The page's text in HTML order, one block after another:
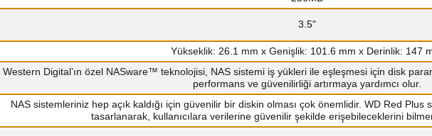
3.5"
Yükseklik: 26.1 mm x Genişlik: 101.6 mm x Derinlik: 147
Western Digital’ın özel NASware™ teknolojisi, NAS sistemi iş yükleri ile eşleşmesi için disk
performans ve güvenilirliği artırmaya yardımcı olur.
NAS sistemleriniz hep açık kaldığı için güvenilir bir diskin olması çok önemlidir. WD Red Plus
tasarlanarak, kullanıcılara verilerine güvenilir şekilde erişebileceklerini